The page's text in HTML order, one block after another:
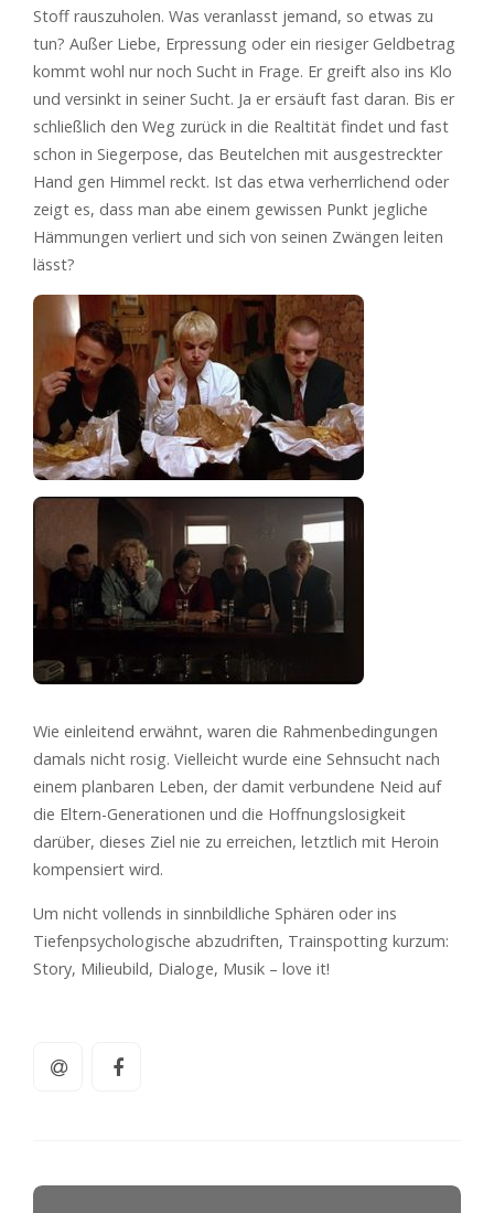
Stoff rauszuholen. Was veranlasst jemand, so etwas zu
tun? Außer Liebe, Erpressung oder ein riesiger Geldbetrag
kommt wohl nur noch Sucht in Frage. Er greift also ins Klo
und versinkt in seiner Sucht. Ja er ersäuft fast daran. Bis er
schließlich den Weg zurück in die Realtität findet und fast
schon in Siegerpose, das Beutelchen mit ausgestreckter
Hand gen Himmel reckt. Ist das etwa verherrlichend oder
zeigt es, dass man abe einem gewissen Punkt jegliche
Hämmungen verliert und sich von seinen Zwängen leiten
lässt?
Wie einleitend erwähnt, waren die Rahmenbedingungen
damals nicht rosig. Vielleicht wurde eine Sehnsucht nach
einem planbaren Leben, der damit verbundene Neid auf
die Eltern-Generationen und die Hoffnungslosigkeit
darüber, dieses Ziel nie zu erreichen, letztlich mit Heroin
kompensiert wird.
Um nicht vollends in sinnbildliche Sphären oder ins
Tiefenpsychologische abzudriften, Trainspotting kurzum:
Story, Milieubild, Dialoge, Musik – love it!